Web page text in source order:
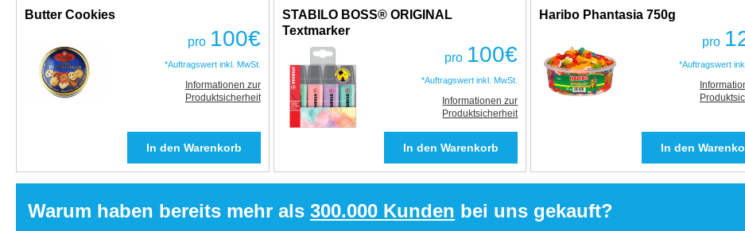
Butter Cookies
pro 100€
*Auftragswert inkl. MwSt.
Informationen zur
Produktsicherheit
STABILO BOSS® ORIGINAL
Textmarker
pro 100€
*Auftragswert inkl. MwSt.
Informationen zur
Produktsicherheit
Haribo Phantasia 750g
pro
*Auftragswert
Warum haben bereits mehr als 300.000 Kunden bei uns gekauft?